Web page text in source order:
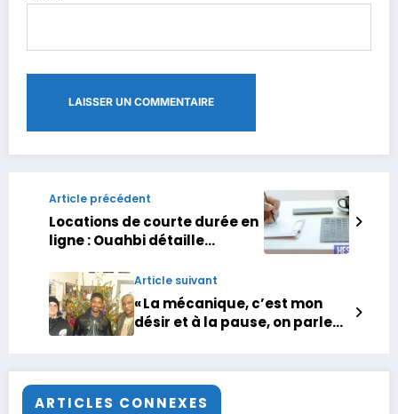
Article précédent
Locations de courte durée en
ligne : Ouahbi détaille
sanctions prévues
Article suivant
« La mécanique, c’est mon
désir et à la pause, on parle
répare les voitures et les vies
ARTICLES CONNEXES